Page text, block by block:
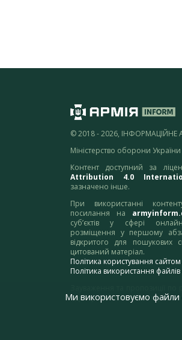
© 2018 - 2026, ІНФОРМАЦІЙНЕ
Міністерство оборони України
Контент доступний за
Attribution 4.0
зазначено інше.
При використанні
посилання на
суб’єктів у сфері
розміщення у першому
відкритого для пошукових
цитований матеріал.
Політика користування
Політика використання
адресу:
Ми використовуємо файли